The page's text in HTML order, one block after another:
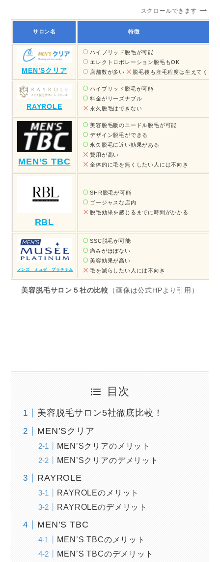
スクロールできます
サロン名 特徴
MEN’Sクリア
ハイブリッド脱毛が可能
エレクトロポレーション脱毛 もOK
店舗数が多い
脱毛後も産毛程度は生えてくる
RAYROLE
ハイブリッド脱毛が可能
料金がリーズナブル
永久脱毛はできない
MEN’S TBC
美容脱毛版のニードル脱毛が可能
デザイン脱毛ができる
永久脱毛に近い効果がある
費用が高い
全体的に毛を無くしたい人には不向き
RBL
SHR脱毛が可能
ゴージャスな店内
脱毛効果を感じるまでに時間がかかる
メンズ ミュゼ プラチナム
SSC脱毛が可能
痛みがほぼない
美容効果が高い
毛を減らしたい人には不向き
美容脱毛サロン５社の比較 （画像は公式HPより引用）
目次
美容脱毛サロン5社徹底比較！
MEN’Sクリア
MEN’Sクリアのメリット
MEN’Sクリアのデメリット
RAYROLE
RAYROLEのメリット
RAYROLEのデメリット
MEN’S TBC
MEN’S TBCのメリット
MEN’S TBCのデメリット